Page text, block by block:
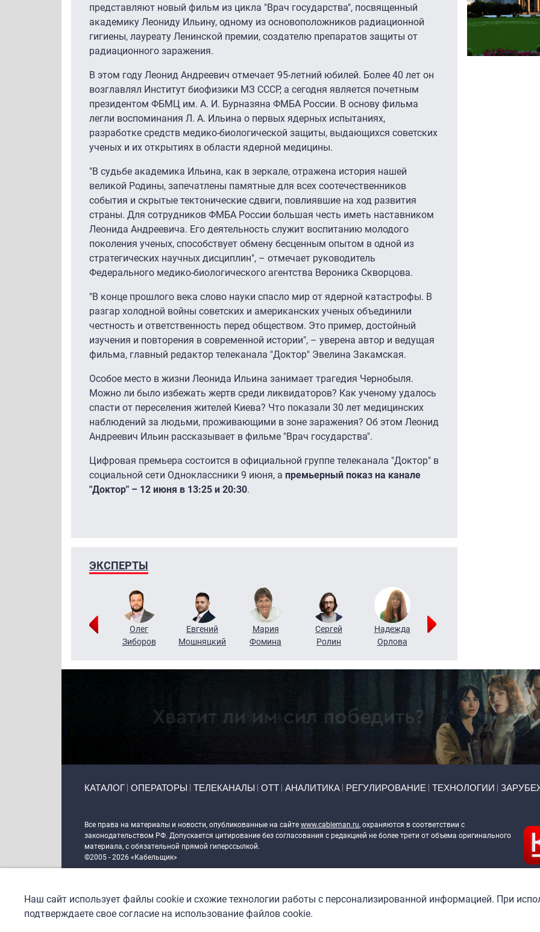
представляют новый фильм из цикла "Врач государства", посвященный
академику Леониду Ильину, одному из основоположников радиационной
гигиены, лауреату Ленинской премии, создателю препаратов защиты от
радиационного заражения.
В этом году Леонид Андреевич отмечает 95-летний юбилей. Более 40 лет он
возглавлял Институт биофизики МЗ СССР, а сегодня является почетным
президентом ФБМЦ им. А. И. Бурназяна ФМБА России. В основу фильма
легли воспоминания Л. А. Ильина о первых ядерных испытаниях,
разработке средств медико-биологической защиты, выдающихся советских
ученых и их открытиях в области ядерной медицины.
"В судьбе академика Ильина, как в зеркале, отражена история нашей
великой Родины, запечатлены памятные для всех соотечественников
события и скрытые тектонические сдвиги, повлиявшие на ход развития
страны. Для сотрудников ФМБА России большая честь иметь наставником
Леонида Андреевича. Его деятельность служит воспитанию молодого
поколения ученых, способствует обмену бесценным опытом в одной из
стратегических научных дисциплин", – отмечает руководитель
Федерального медико-биологического агентства Вероника Скворцова.
"В конце прошлого века слово науки спасло мир от ядерной катастрофы. В
разгар холодной войны советских и американских ученых объединили
честность и ответственность перед обществом. Это пример, достойный
изучения и повторения в современной истории", – уверена автор и ведущая
фильма, главный редактор телеканала "Доктор" Эвелина Закамская.
Особое место в жизни Леонида Ильина занимает трагедия Чернобыля.
Можно ли было избежать жертв среди ликвидаторов? Как ученому удалось
спасти от переселения жителей Киева? Что показали 30 лет медицинских
наблюдений за людьми, проживающими в зоне заражения? Об этом Леонид
Андреевич Ильин рассказывает в фильме "Врач государства".
Цифровая премьера состоится в официальной группе телеканала "Доктор" в
социальной сети Одноклассники 9 июня, а премьерный показ на канале
"Доктор" – 12 июня в 13:25 и 20:30.
ЭКСПЕРТЫ
Григорий
Олег
Зиборов
Евгений
Мошняцкий
Мария
Фомина
Сергей
Ролин
Надежда
Орлова
КАТАЛОГ ОПЕРАТОРЫ ТЕЛЕКАНАЛЫ ОТТ АНАЛИТИКА РЕГУЛИРОВАНИЕ ТЕХНОЛОГИИ
Все права на материалы и новости, опубликованные на сайте www.cableman.ru, охраняются в соответствии с
законодательством РФ. Допускается цитирование без согласования с редакцией не более трети от объема оригинального
материала, с обязательной прямой гиперссылкой.
©2005 - 2026 «Кабельщик»
DrupalCoder — поддержка сайта c 2017 года
Наш сайт использует файлы cookie и схожие технологии работы с персонализированной информацией. При
подтверждаете свое согласие на использование файлов cookie.